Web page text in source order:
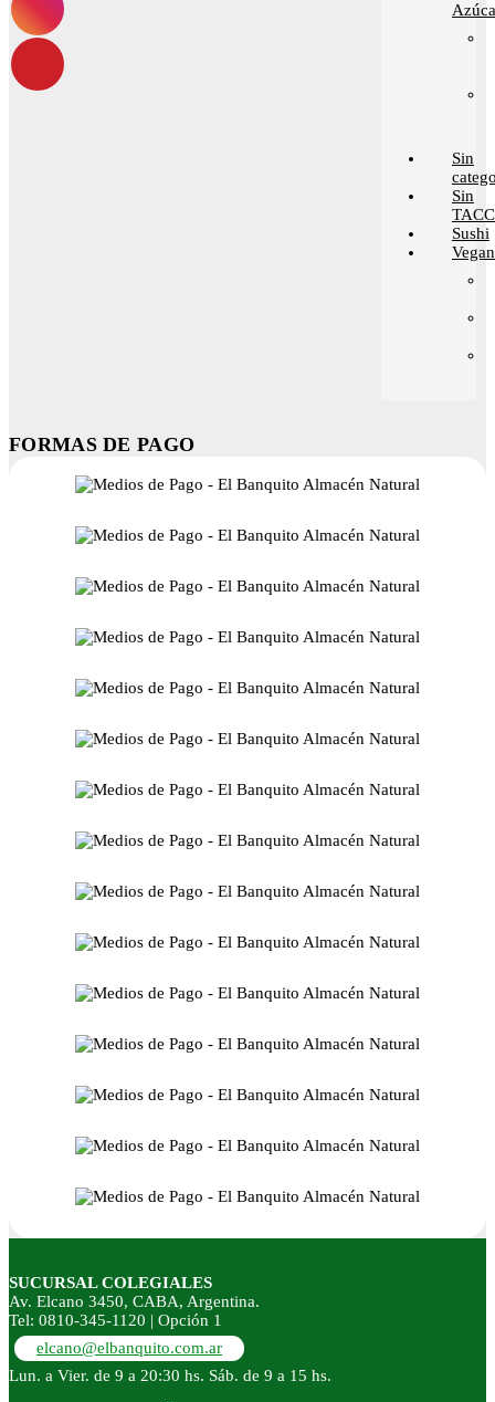
Sin
Sin
TACC
Sushi
FORMAS DE PAGO
SUCURSAL COLEGIALES
Av. Elcano 3450, CABA, Argentina.
Tel: 0810-345-1120 | Opción 1
elcano@elbanquito.com.ar
Lun. a Vier. de 9 a 20:30 hs. Sáb. de 9 a 15 hs.